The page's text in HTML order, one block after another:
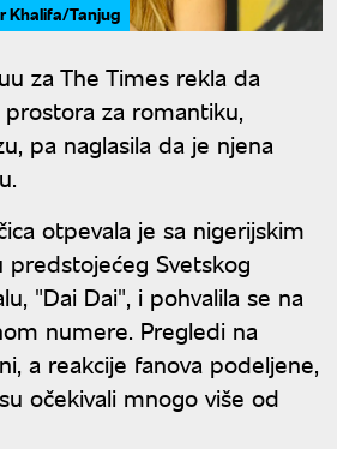
Khalifa/Tanjug
za The Times rekla da
za romantiku,
pa naglasila da je njena
otpevala je sa nigerijskim
Svetskog
"Dai Dai", i pohvalila se na
numere. Pregledi na
a reakcije fanova podeljene,
očekivali mnogo više od